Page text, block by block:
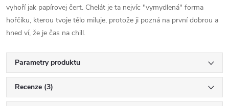
vyhoří jak papírovej čert. Chelát je ta nejvíc "vymydlená" forma
hořčíku, kterou tvoje tělo miluje, protože ji pozná na první dobrou a
hned ví, že je čas na chill.
Parametry produktu
Recenze (3)